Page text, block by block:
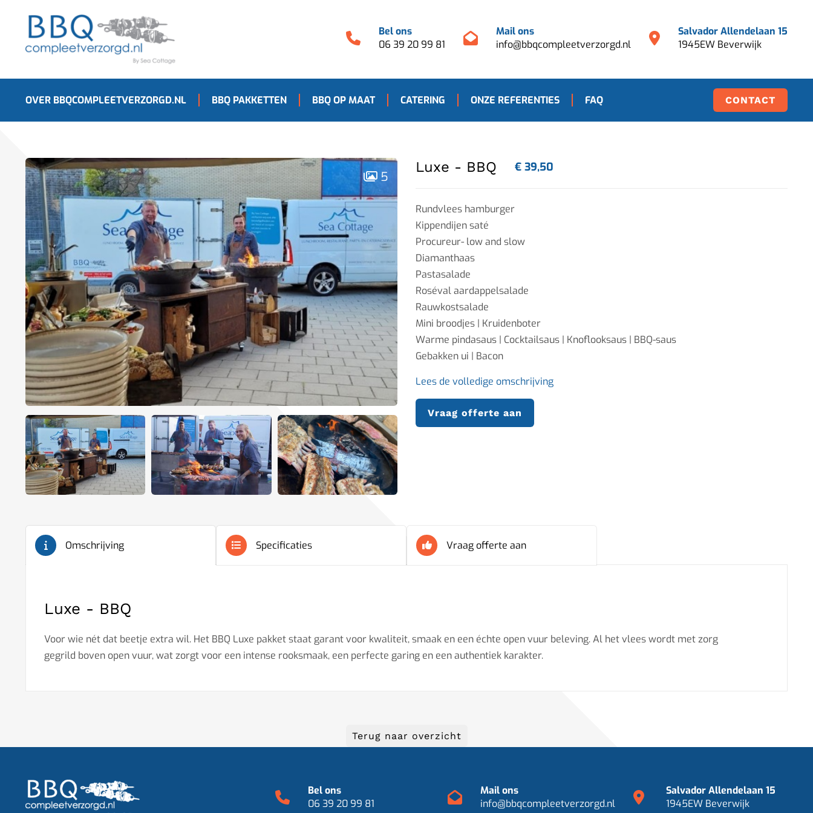
Bel ons
06 39 20 99 81
Mail ons
info@bbqcompleetverzorgd.nl
Salvador Allendelaan 15
1945EW Beverwijk
OVER BBQCOMPLEETVERZORGD.NL BBQ PAKKETTEN BBQ OP MAAT CATERING ONZE REFERENTIES FAQ CONTACT
Luxe - BBQ € 39,50
Rundvlees hamburger
Kippendijen saté
Procureur- low and slow
Diamanthaas
Pastasalade
Roséval aardappelsalade
Rauwkostsalade
Mini broodjes | Kruidenboter
Warme pindasaus | Cocktailsaus | Knoflooksaus | BBQ-saus
Gebakken ui | Bacon
Lees de volledige omschrijving
Vraag offerte aan
5
Omschrijving Specificaties Vraag offerte aan
Luxe - BBQ
Voor wie nét dat beetje extra wil. Het BBQ Luxe pakket staat garant voor kwaliteit, smaak en een échte open vuur beleving. Al het vlees wordt met zorg
gegrild boven open vuur, wat zorgt voor een intense rooksmaak, een perfecte garing en een authentiek karakter.
Terug naar overzicht
Bel ons
06 39 20 99 81
Mail ons
info@bbqcompleetverzorgd.nl
Salvador Allendelaan 15
1945EW Beverwijk